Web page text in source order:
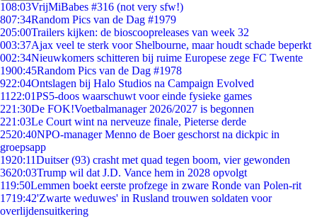
108:03VrijMiBabes #316 (not very sfw!)
807:34Random Pics van de Dag #1979
205:00Trailers kijken: de bioscoopreleases van week 32
003:37Ajax veel te sterk voor Shelbourne, maar houdt schade beperkt
002:34Nieuwkomers schitteren bij ruime Europese zege FC Twente
1900:45Random Pics van de Dag #1978
922:04Ontslagen bij Halo Studios na Campaign Evolved
11 22:01PS5-doos waarschuwt voor einde fysieke games
221:30De FOK!Voetbalmanager 2026/2027 is begonnen
221:03Le Court wint na nerveuze finale, Pieterse derde
2520:40NPO-manager Menno de Boer geschorst na dickpic in
groepsapp
1920:11Duitser (93) crasht met quad tegen boom, vier gewonden
3620:03Trump wil dat J.D. Vance hem in 2028 opvolgt
119:50Lemmen boekt eerste profzege in zware Ronde van Polen-rit
1719:42'Zwarte weduwes' in Rusland trouwen soldaten voor
overlijdensuitkering